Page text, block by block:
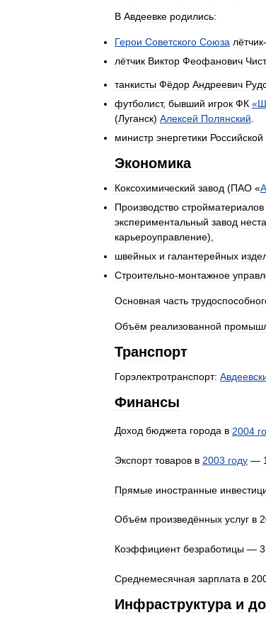
В Авдеевке родились:
Герои Советского Союза лётчик-
лётчик Виктор Феофанович
танкисты Фёдор Андреевич
футболист, бывший игрок ФК «
(Луганск) Алексей Полянский
министр энергетики Российской
Экономика
Коксохимический завод (ПАО «
Производство стройматериалов
экспериментальный завод
карьероуправление),
швейных и галантерейных
Строительно-монтажное
Основная часть
Объём реализованной
Транспорт
Горэлектротранспорт:
Финансы
Доход бюджета города в 2004
Экспорт товаров в 2003 году —
Прямые иностранные
Объём произведённых услуг в
Коэффициент безработицы — 3
Среднемесячная зарплата в
Инфраструктура и